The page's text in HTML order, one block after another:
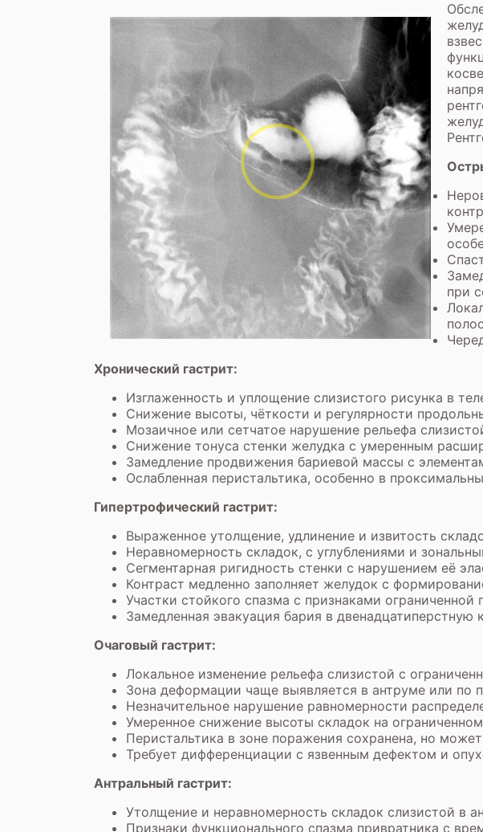
при
Хронический гастрит:
Изглаженность и уплощение слизистого рисунка в
Снижение высоты, чёткости и регулярности
Мозаичное или сетчатое нарушение рельефа
Снижение тонуса стенки желудка с умеренным
Замедление продвижения бариевой массы с
Ослабленная перистальтика, особенно в
Гипертрофический гастрит:
Выраженное утолщение, удлинение и извитость
Неравномерность складок, с углублениями и
Сегментарная ригидность стенки с нарушением её
Контраст медленно заполняет желудок с
Участки стойкого спазма с признаками ограниченной
Замедленная эвакуация бария в двенадцатиперстную
Очаговый гастрит:
Локальное изменение рельефа слизистой с
Зона деформации чаще выявляется в антруме или по
Незначительное нарушение равномерности
Умеренное снижение высоты складок на
Перистальтика в зоне поражения сохранена, но
Требует дифференциации с язвенным дефектом и
Антральный гастрит:
Утолщение и неравномерность складок слизистой в
Признаки функционального спазма привратника с